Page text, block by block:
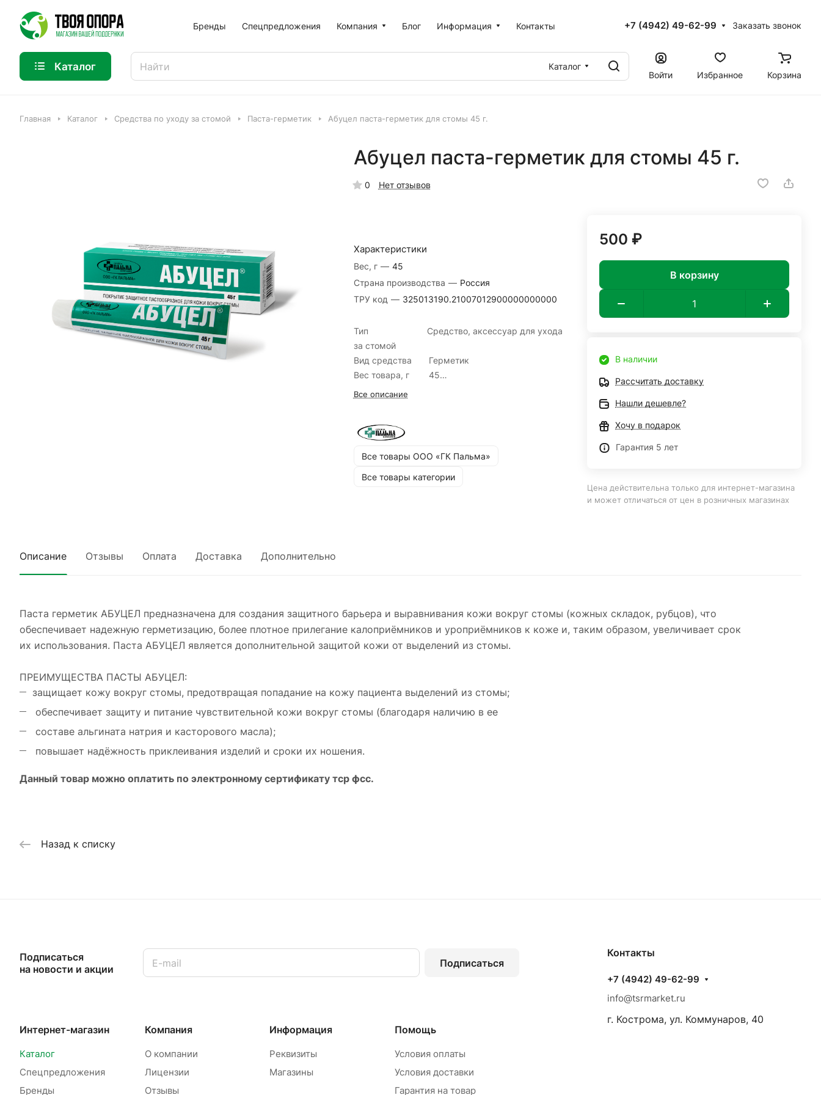
Бренды Спецпредложения Компания Блог Информация Контакты +7 (4942) 49-62-99 Заказать звонок
Каталог
Каталог
Войти
Избранное Корзина
Главная Каталог Средства по уходу за стомой Паста-герметик Абуцел паста-герметик для стомы 45 г.
Абуцел паста-герметик для стомы 45 г.
0 Нет отзывов
Характеристики
Вес, г — 45
Страна производства — Россия
ТРУ код — 325013190.21007012900000000000
Тип Средство, аксессуар для ухода
за стомой
Вид средства Герметик
Вес товара, г 45
Размеры, мм 140х430х30
Объем, мл 45
Код изделия 21-01-29
Все описание
Все товары ООО «‎ГК Пальма»
Все товары категории
500 ₽
В корзину
В наличии
Рассчитать доставку
Нашли дешевле?
Хочу в подарок
Гарантия 5 лет
Цена действительна только для интернет-магазина
и может отличаться от цен в розничных магазинах
Описание Отзывы Оплата Доставка Дополнительно
Паста герметик АБУЦЕЛ предназначена для создания защитного барьера и выравнивания кожи вокруг стомы (кожных складок, рубцов), что
обеспечивает надежную герметизацию, более плотное прилегание калоприёмников и уроприёмников к коже и, таким образом, увеличивает срок
их использования. Паста АБУЦЕЛ является дополнительной защитой кожи от выделений из стомы.
ПРЕИМУЩЕСТВА ПАСТЫ АБУЦЕЛ:
защищает кожу вокруг стомы, предотвращая попадание на кожу пациента выделений из стомы;
обеспечивает защиту и питание чувствительной кожи вокруг стомы (благодаря наличию в ее
составе альгината натрия и касторового масла);
повышает надёжность приклеивания изделий и сроки их ношения.
Данный товар можно оплатить по электронному сертификату тср фсс.
Назад к списку
Подписаться
на новости и акции
Подписаться
Интернет-магазин
Каталог
Спецпредложения
Бренды
Компания
О компании
Лицензии
Отзывы
Информация
Реквизиты
Магазины
Помощь
Условия оплаты
Условия доставки
Гарантия на товар
Контакты
+7 (4942) 49-62-99
info@tsrmarket.ru
г. Кострома, ул. Коммунаров, 40